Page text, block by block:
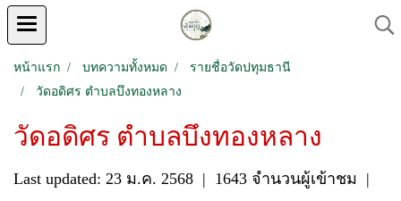
หน้าแรก บทความทั้งหมด
รายชื่อวัดปทุมธานี
วัดอดิศร ตำบลบึงทองหลาง
วัดอดิศร ตำบลบึงทองหลาง
Last updated: 23 ม.ค. 2568 | 1643 จำนวนผู้เข้าชม |